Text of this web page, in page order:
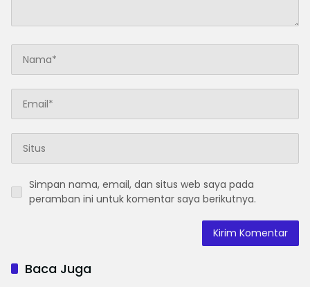
Simpan nama, email, dan situs web saya pada
peramban ini untuk komentar saya berikutnya.
Baca Juga